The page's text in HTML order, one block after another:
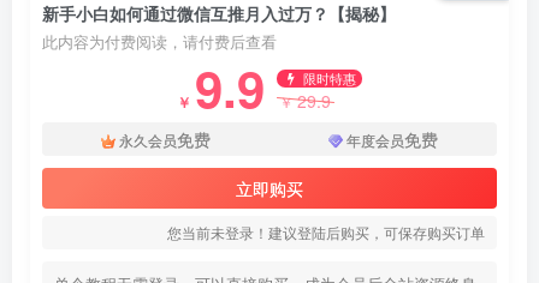
新手小白如何通过微信互推月入过万？【揭秘】
此内容为付费阅读，请付费后查看
￥ 9.9 限时特惠
￥29.9
永久会员免费 年度会员免费
立即购买
您当前未登录！建议登陆后购买，可保存购买订单